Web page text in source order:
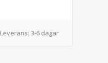
Leverans: 3-6 dagar